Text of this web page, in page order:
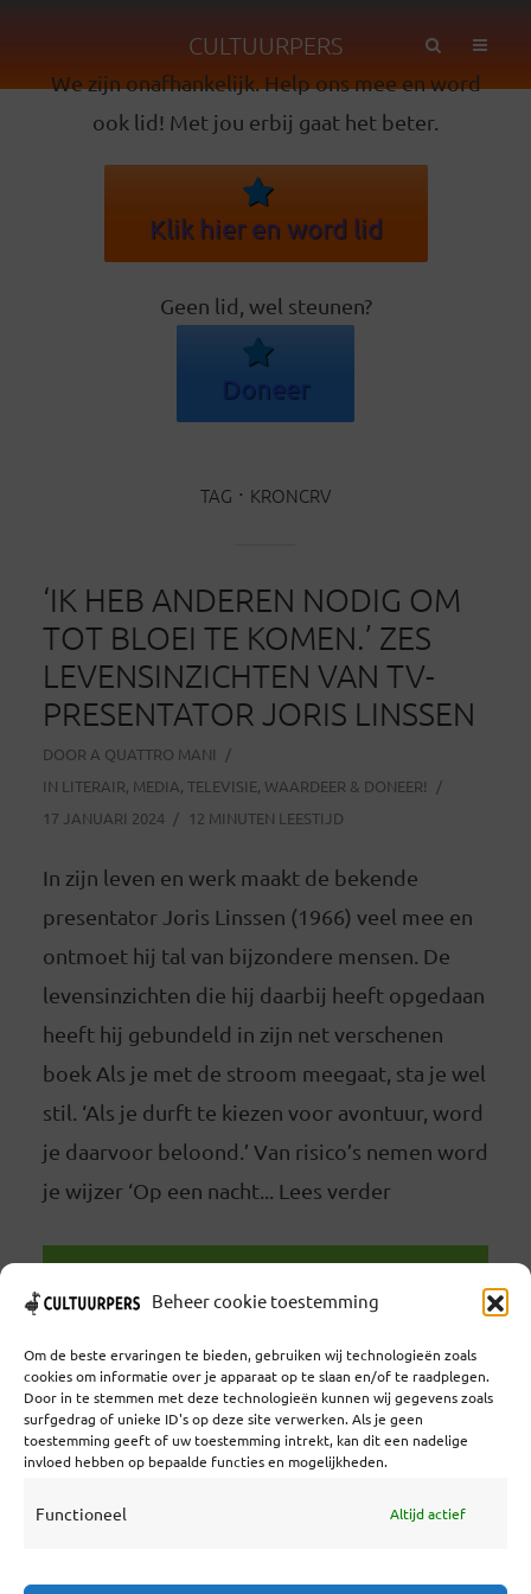
Beheer cookie toestemming
Om de beste ervaringen te bieden, gebruiken wij technologieën zoals
cookies om informatie over je apparaat op te slaan en/of te raadplegen.
Door in te stemmen met deze technologieën kunnen wij gegevens zoals
surfgedrag of unieke ID's op deze site verwerken. Als je geen
toestemming geeft of uw toestemming intrekt, kan dit een nadelige
invloed hebben op bepaalde functies en mogelijkheden.
Functioneel Altijd actief
CULTUURPERS
We zijn onafhankelijk. Help ons mee en word
ook lid! Met jou erbij gaat het beter.
Klik hier en word lid
Geen lid, wel steunen?
Doneer
TAG KRONCRV
‘IK HEB ANDEREN NODIG OM
TOT BLOEI TE KOMEN.’ ZES
LEVENSINZICHTEN VAN TV-
PRESENTATOR JORIS LINSSEN
DOOR A QUATTRO MANI
IN LITERAIR, MEDIA, TELEVISIE, WAARDEER & DONEER!
17 JANUARI 2024
12 MINUTEN LEESTIJD
In zijn leven en werk maakt de bekende
presentator Joris Linssen (1966) veel mee en
ontmoet hij tal van bijzondere mensen. De
levensinzichten die hij daarbij heeft opgedaan
heeft hij gebundeld in zijn net verschenen
boek Als je met de stroom meegaat, sta je wel
stil. ‘Als je durft te kiezen voor avontuur, word
je daarvoor beloond.’ Van risico’s nemen word
je wijzer ‘Op een nacht... Lees verder
Coöperatief Cultureel Persbureau U.A. | Salzburg 29 |
3524KS Utrecht | KvK: 55573592 |Btw: